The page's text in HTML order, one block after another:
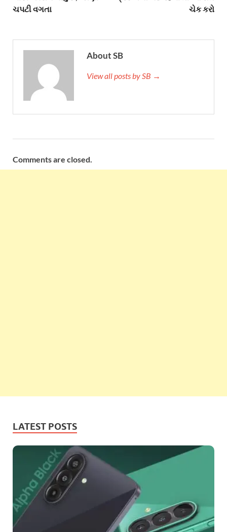
ચપટી વગતા
ચેક કરો
About SB
View all posts by SB →
Comments are closed.
LATEST POSTS